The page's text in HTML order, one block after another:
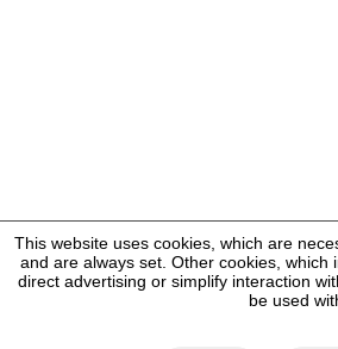
This website uses cookies, which are
and are always set. Other cookies,
direct advertising or simplify interaction
be used